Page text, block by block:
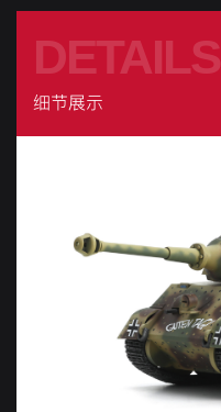
DETAILS
细节展示